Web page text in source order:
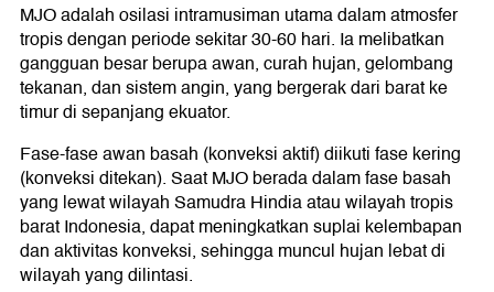
MJO adalah osilasi intramusiman utama dalam atmosfer
tropis dengan periode sekitar 30-60 hari. Ia melibatkan
gangguan besar berupa awan, curah hujan, gelombang
tekanan, dan sistem angin, yang bergerak dari barat ke
timur di sepanjang ekuator.
Fase-fase awan basah (konveksi aktif) diikuti fase kering
(konveksi ditekan). Saat MJO berada dalam fase basah
yang lewat wilayah Samudra Hindia atau wilayah tropis
barat Indonesia, dapat meningkatkan suplai kelembapan
dan aktivitas konveksi, sehingga muncul hujan lebat di
wilayah yang dilintasi.